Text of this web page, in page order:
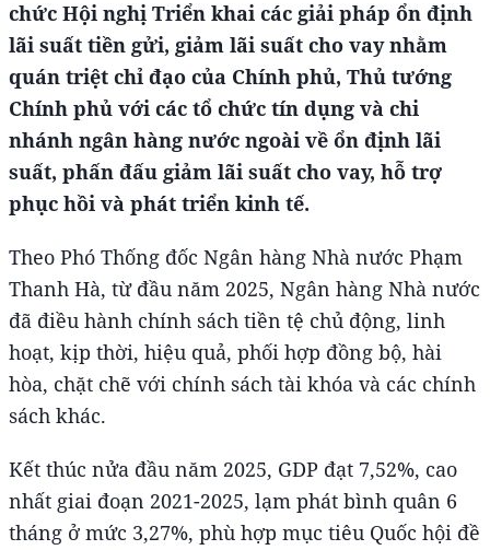
chức Hội nghị Triển khai các giải pháp ổn định
lãi suất tiền gửi, giảm lãi suất cho vay nhằm
quán triệt chỉ đạo của Chính phủ, Thủ tướng
Chính phủ với các tổ chức tín dụng và chi
nhánh ngân hàng nước ngoài về ổn định lãi
suất, phấn đấu giảm lãi suất cho vay, hỗ trợ
phục hồi và phát triển kinh tế.
Theo Phó Thống đốc Ngân hàng Nhà nước Phạm
Thanh Hà, từ đầu năm 2025, Ngân hàng Nhà nước
đã điều hành chính sách tiền tệ chủ động, linh
hoạt, kịp thời, hiệu quả, phối hợp đồng bộ, hài
hòa, chặt chẽ với chính sách tài khóa và các chính
sách khác.
Kết thúc nửa đầu năm 2025, GDP đạt 7,52%, cao
nhất giai đoạn 2021-2025, lạm phát bình quân 6
tháng ở mức 3,27%, phù hợp mục tiêu Quốc hội đề